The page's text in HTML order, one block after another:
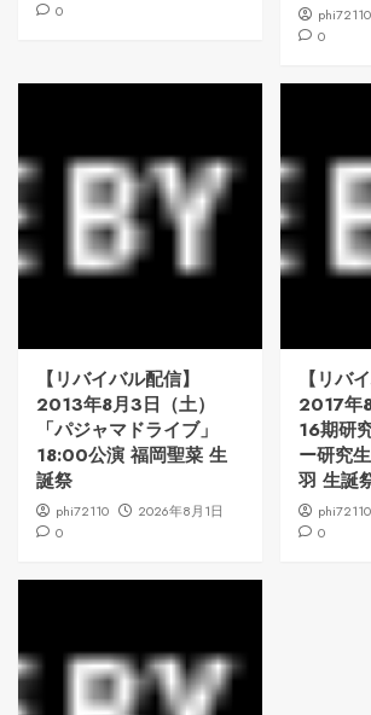
0
phi72110
0
【リバイバル配信】
2013年8月3日（土）
「パジャマドライブ」
18:00公演 福岡聖菜 生
誕祭
phi72110
2026年8月1日
0
【リバ
2017年
16期研
ー研究
羽 生誕
phi72110
0